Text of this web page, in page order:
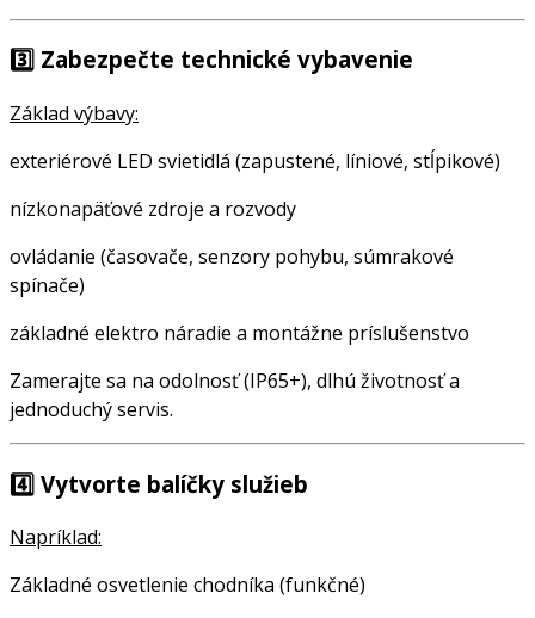
3️⃣ Zabezpečte technické vybavenie
Základ výbavy:
exteriérové LED svietidlá (zapustené, líniové, stĺpikové)
nízkonapäťové zdroje a rozvody
ovládanie (časovače, senzory pohybu, súmrakové
spínače)
základné elektro náradie a montážne príslušenstvo
Zamerajte sa na odolnosť (IP65+), dlhú životnosť a
jednoduchý servis.
4️⃣ Vytvorte balíčky služieb
Napríklad:
Základné osvetlenie chodníka (funkčné)